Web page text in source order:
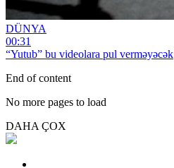
DÜNYA
00:31
“Yutub” bu videolara pul verməyəcək
End of content
No more pages to load
DAHA ÇOX